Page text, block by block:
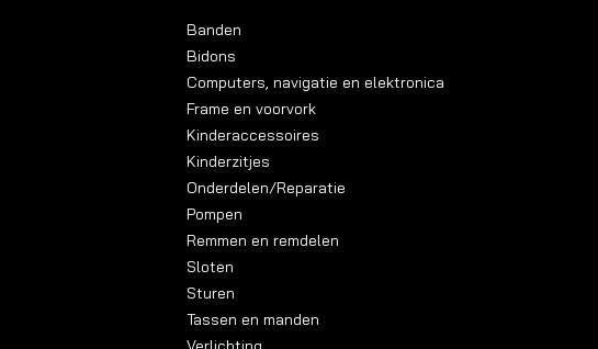
Banden
Bidons
Computers, navigatie en elektronica
Frame en voorvork
Kinderaccessoires
Kinderzitjes
Onderdelen/Reparatie
Pompen
Remmen en remdelen
Sloten
Sturen
Tassen en manden